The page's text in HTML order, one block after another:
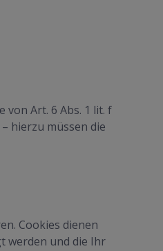
Art. 6 Abs. 1 lit. f
hierzu müssen die
Cookies dienen
werden und die Ihr